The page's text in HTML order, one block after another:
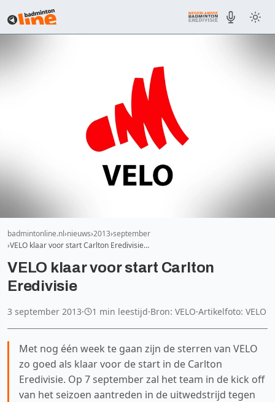
badmintonline.nl nieuws 2013 september
VELO klaar voor start Carlton Eredivisie…
VELO klaar voor start Carlton
Eredivisie
3 september 2013· 1 min leestijd·Bron: VELO·Artikelfoto: VELO
Met nog één week te gaan zijn de sterren van VELO
zo goed als klaar voor de start in de Carlton
Eredivisie. Op 7 september zal het team in de kick off
van het seizoen aantreden in de uitwedstrijd tegen